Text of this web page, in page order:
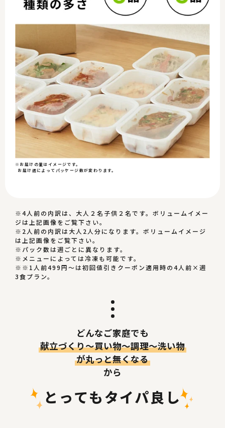
※お届けの量はイメージです。
お届け週によってパッケージ数が変わります。
※4人前の内訳は、大人２名子供２名です。ボリュームイメー
ジは上記画像をご覧下さい。
※2人前の内訳は大人2人分になります。ボリュームイメージ
は上記画像をご覧下さい。
※パック数は週ごとに異なります。
※メニューによっては冷凍も可能です。
※※1人前499円〜は初回値引きクーポン適用時の4人前×週
3食プラン。
どんなご家庭でも
献立づくり〜買い物～調理〜洗い物
が丸っと無くなる
から
とってもタイパ良し